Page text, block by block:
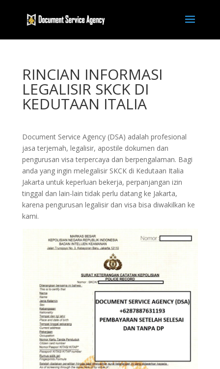
RINCIAN INFORMASI
LEGALISIR SKCK DI
KEDUTAAN ITALIA
Document Service Agency (DSA) adalah profesional
jasa terjemah, legalisir, apostile dokumen dan
pengurusan visa terpercaya dan berpengalaman. Bagi
anda yang ingin melegalisir SKCK di Kedutaan Italia
Jakarta untuk keperluan bekerja, perpanjangan izin
tinggal dan lain-lain tidak perlu datang ke Jakarta,
karena pengurusan legalisir dan visa bisa diwakilkan ke
kami.